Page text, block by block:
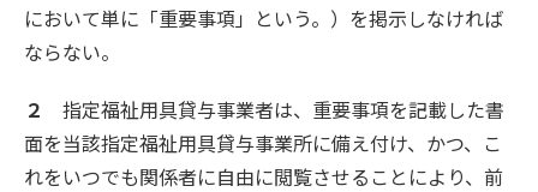
において単に「重要事項」という。）を掲示しなければ
ならない。
２
指定福祉用具貸与事業者は、重要事項を記載した書
面を当該指定福祉用具貸与事業所に備え付け、かつ、こ
れをいつでも関係者に自由に閲覧させることにより、前